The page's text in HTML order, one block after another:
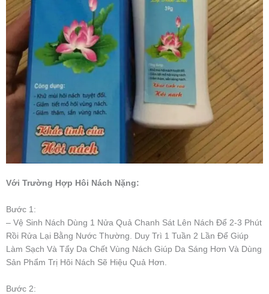
Với Trường Hợp Hôi Nách Nặng:
Bước 1:
– Vệ Sinh Nách Dùng 1 Nửa Quả Chanh Sát Lên Nách Để 2-3 Phút
Rồi Rửa Lại Bằng Nước Thường. Duy Trì 1 Tuần 2 Lần Để Giúp
Làm Sạch Và Tẩy Da Chết Vùng Nách Giúp Da Sáng Hơn Và Dùng
Sản Phẩm Trị Hôi Nách Sẽ Hiệu Quả Hơn.
Bước 2: